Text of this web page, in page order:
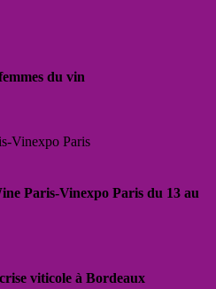
du vin
Vinexpo Paris
Paris-Vinexpo Paris du 13 au
viticole à Bordeaux